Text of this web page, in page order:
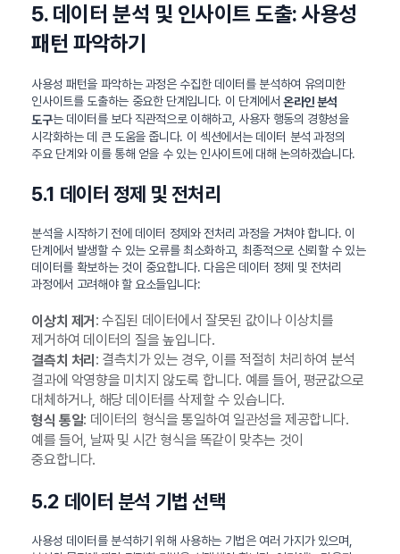
5. 데이터 분석 및 인사이트 도출: 사용성
패턴 파악하기
사용성 패턴을 파악하는 과정은 수집한 데이터를 분석하여 유의미한
인사이트를 도출하는 중요한 단계입니다. 이 단계에서온라인 분석
도구는 데이터를 보다 직관적으로 이해하고, 사용자 행동의 경향성을
시각화하는 데 큰 도움을 줍니다. 이 섹션에서는 데이터 분석 과정의
주요 단계와 이를 통해 얻을 수 있는 인사이트에 대해 논의하겠습니다.
5.1 데이터 정제 및 전처리
분석을 시작하기 전에 데이터 정제와 전처리 과정을 거쳐야 합니다. 이
단계에서 발생할 수 있는 오류를 최소화하고, 최종적으로 신뢰할 수 있는
데이터를 확보하는 것이 중요합니다. 다음은 데이터 정제 및 전처리
과정에서 고려해야 할 요소들입니다:
이상치 제거 : 수집된 데이터에서 잘못된 값이나 이상치를
제거하여 데이터의 질을 높입니다.
결측치 처리 : 결측치가 있는 경우, 이를 적절히 처리하여 분석
결과에 악영향을 미치지 않도록 합니다. 예를 들어, 평균값으로
대체하거나, 해당 데이터를 삭제할 수 있습니다.
형식 통일: 데이터의 형식을 통일하여 일관성을 제공합니다.
예를 들어, 날짜 및 시간 형식을 똑같이 맞추는 것이
중요합니다.
5.2 데이터 분석 기법 선택
사용성 데이터를 분석하기 위해 사용하는 기법은 여러 가지가 있으며,